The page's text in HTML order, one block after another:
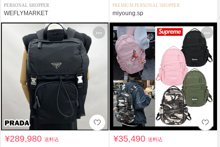
PERSONAL SHOPPER
WEFLYMARKET
PREMIUM PERSONAL SHOPPER
miyoung.sp
¥289,980送料込 ¥35,490送料込